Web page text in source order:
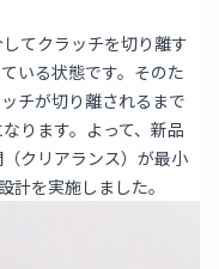
てクラッチを切り離す
いる状態です。そのた
チが切り離されるまで
ります。よって、新品
クリアランス）が最小
を実施しました。